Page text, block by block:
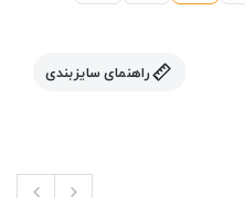
راهنمای سایزبندی